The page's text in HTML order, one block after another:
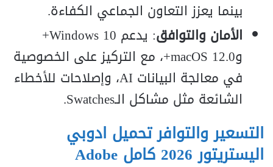
بينما يعزز التعاون الجماعي الكفاءة.
الأمان والتوافق
: يدعم Windows 10+
وmacOS 12.0+، مع التركيز على الخصوصية
في معالجة البيانات AI، وإصلاحات للأخطاء
الشائعة مثل مشاكل الـSwatches.
التسعير والتوافر تحميل ادوبي
اليستريتور 2026 كامل Adobe